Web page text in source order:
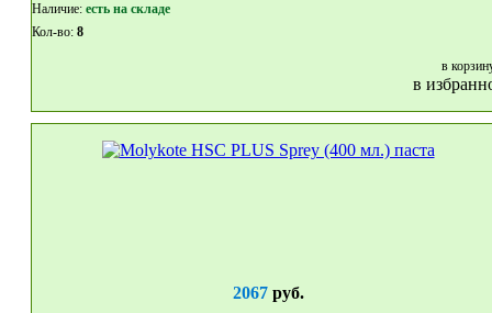
Наличие: eсть на складе
Кол-во: 8
в
в
2067руб.